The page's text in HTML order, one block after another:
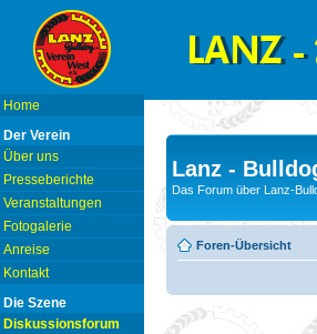
Home
Der Verein
Über uns
Presseberichte
Veranstaltungen
Fotogalerie
Anreise
Kontakt
Die Szene
Diskussionsforum
Lanz -
Das Forum über Lanz-
Foren-Übersicht